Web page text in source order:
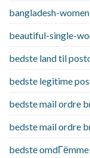
bangladesh-
beautiful-single-
bedste land til
bedste legitime
bedste mail ordre
bedste mail ordre
bedste